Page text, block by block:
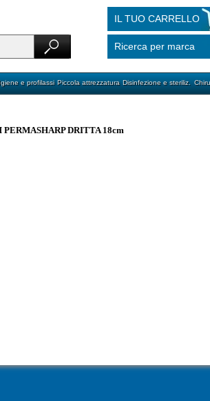
IL TUO CARRELLO
Ricerca per marca
Igiene e profilassi Piccola attrezzatura Disinfezione e steriliz.
DRITTA 18cm